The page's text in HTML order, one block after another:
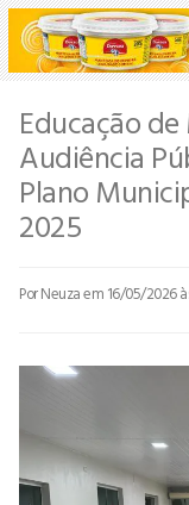
Educação
Audiência
Plano
2025
Por Neuzaem 16/05/2026